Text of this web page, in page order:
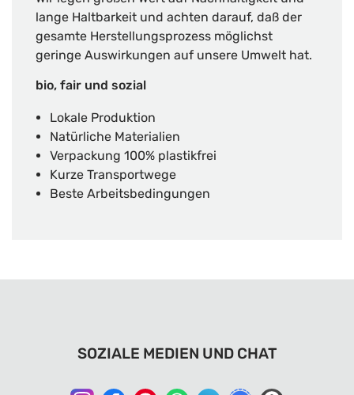
lange Haltbarkeit und achten darauf, daß der
gesamte Herstellungsprozess möglichst
geringe Auswirkungen auf unsere Umwelt hat.
bio, fair und sozial
Lokale Produktion
Natürliche Materialien
Verpackung 100% plastikfrei
Kurze Transportwege
Beste Arbeitsbedingungen
SOZIALE MEDIEN UND CHAT